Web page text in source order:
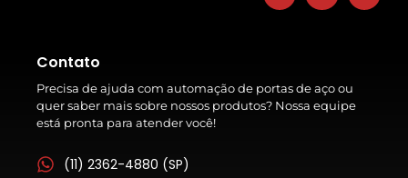
Contato
Precisa de ajuda com automação de portas de aço ou
quer saber mais sobre nossos produtos? Nossa equipe
está pronta para atender você!
(11) 2362-4880 (SP)